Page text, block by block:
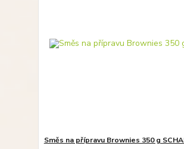
Směs na přípravu Brownies 350 g